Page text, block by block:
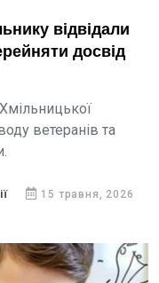
відвідали
досвід
ветеранів та
15 травня, 2026